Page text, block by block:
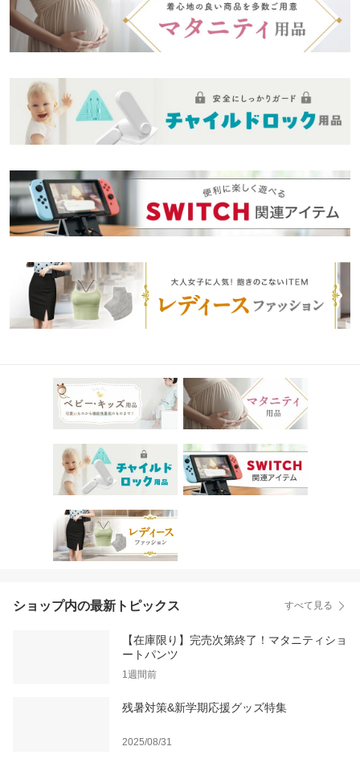
ショップ内の最新トピックス すべて見る
【在庫限り】完売次第終了！マタニティショ
ートパンツ
1週間前
残暑対策&新学期応援グッズ特集
2025/08/31